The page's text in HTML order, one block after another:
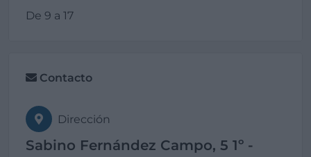
De 9 a 17
Contacto
Dirección
Sabino Fernández Campo, 5 1º -